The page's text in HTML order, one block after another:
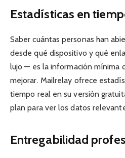
Estadísticas en
Saber cuántas personas han
desde qué dispositivo y qué
lujo — es la información mínima
mejorar. Mailrelay ofrece
tiempo real en su versión
plan para ver los datos
Entregabilidad